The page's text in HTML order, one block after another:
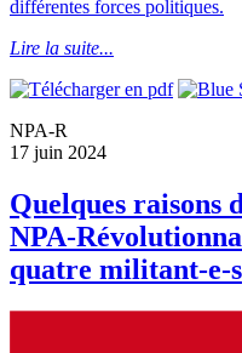
différentes forces politiques.
Lire la suite...
NPA-R
17 juin 2024
Quelques raisons
NPA-
quatre militant-e-s